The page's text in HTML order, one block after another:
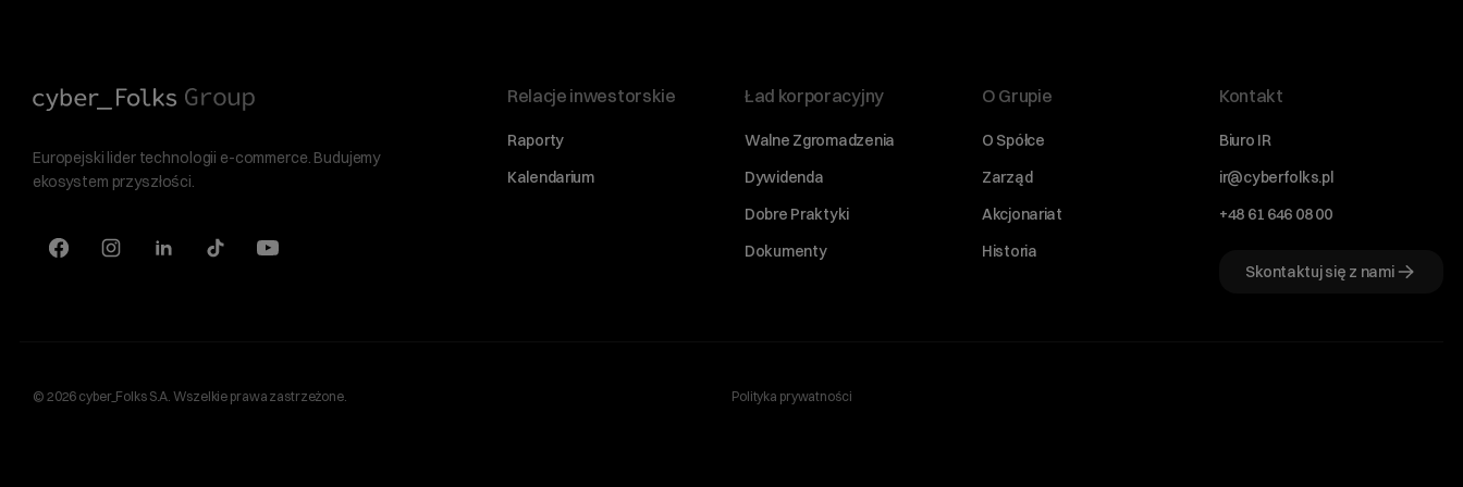
Europejski lider technologii e-commerce. Budujemy
ekosystem przyszłości.
Relacje inwestorskie
Raporty
Kalendarium
Ład korporacyjny
Walne Zgromadzenia
Dywidenda
Dobre Praktyki
Dokumenty
O Grupie
O Spółce
Zarząd
Akcjonariat
Historia
Kontakt
Biuro IR
ir@cyberfolks.pl
+48 61 646 08 00
Skontaktuj się z nami
© 2026 cyber_Folks S.A. Wszelkie prawa zastrzeżone. Polityka prywatności